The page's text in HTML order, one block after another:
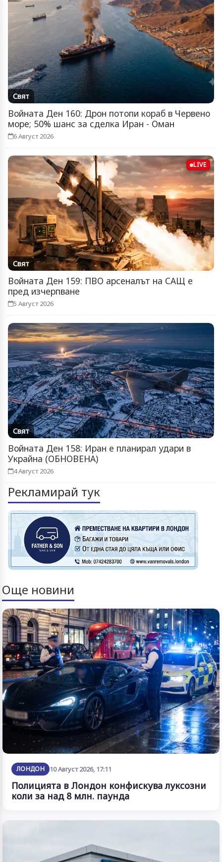
Свят
Войната Ден 160: Дрон потопи кораб в Червено
море; 50% шанс за сделка Иран - Оман
6 Август 2026
LIVE
Свят
Войната Ден 159: ПВО арсеналът на САЩ е
пред изчерпване
5 Август 2026
Свят
Войната Ден 158: Иран е планирал удари в
Украйна (ОБНОВЕНА)
4 Август 2026
Рекламирай тук
Още новини
ЛОНДОН 10 Август 2026, 17:11
Полицията в Лондон конфискува луксозни
коли за над 8 млн. паунда